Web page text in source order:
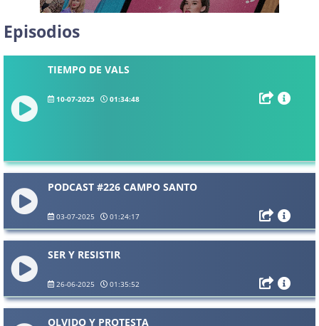
Episodios
TIEMPO DE VALS
10-07-2025 01:34:48
PODCAST #226 CAMPO SANTO
03-07-2025 01:24:17
SER Y RESISTIR
26-06-2025 01:35:52
OLVIDO Y PROTESTA